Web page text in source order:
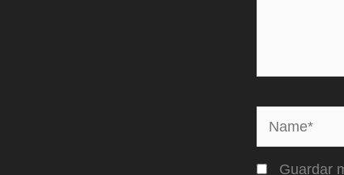
Name*
Guardar